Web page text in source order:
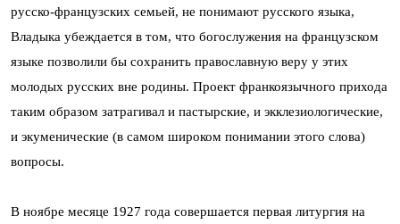
русско-французских семьей, не понимают русского языка,
Владыка убеждается в том, что богослужения на французском
языке позволили бы сохранить православную веру у этих
молодых русских вне родины. Проект франкоязычного прихода
таким образом затрагивал и пастырские, и экклезиологические,
и экуменические (в самом широком понимании этого слова)
вопросы.
В ноябре месяце 1927 года совершается первая литургия на